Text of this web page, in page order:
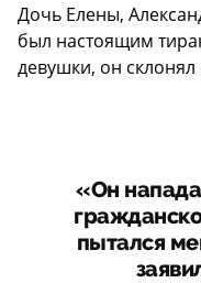
Дочь Елены,
был настоящим
девушки, он
«Он
пытался